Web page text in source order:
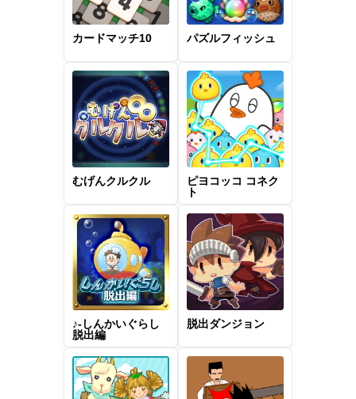
カードマッチ10 パズルフィッシュ
むげんクルクル
ピヨコッコ コネク
ト
♪-しんかいぐらし
脱出編
脱出ダンジョン